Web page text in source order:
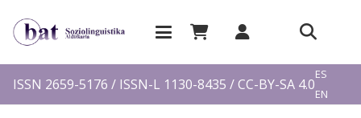
ISSN 2659-5176 / ISSN-L 1130-8435 / CC-BY-SA 4.0
ES
EN